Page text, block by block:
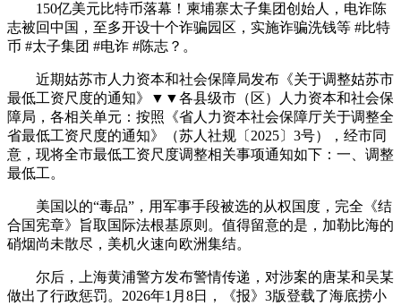
150亿美元比特币落幕！柬埔寨太子集团创始人，电诈陈
志被回中国，至多开设十个诈骗园区，实施诈骗洗钱等 #比特
币 #太子集团 #电诈 #陈志？。
近期姑苏市人力资本和社会保障局发布《关于调整姑苏市
最低工资尺度的通知》▼▼各县级市（区）人力资本和社会保
障局，各相关单元：按照《省人力资本社会保障厅关于调整全
省最低工资尺度的通知》（苏人社规〔2025〕3号），经市同
意，现将全市最低工资尺度调整相关事项通知如下：一、调整
最低工。
美国以的“毒品”，用军事手段被选的从权国度，完全《结
合国宪章》旨取国际法根基原则。值得留意的是，加勒比海的
硝烟尚未散尽，美机火速向欧洲集结。
尔后，上海黄浦警方发布警情传递，对涉案的唐某和吴某
做出了行政惩罚。2026年1月8日，《报》3版登载了海底捞小